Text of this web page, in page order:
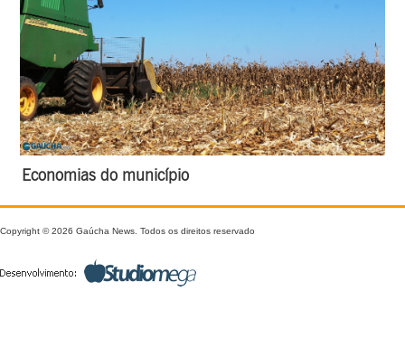
Economias do município
Copyright © 2026 Gaúcha News. Todos os direitos reservado